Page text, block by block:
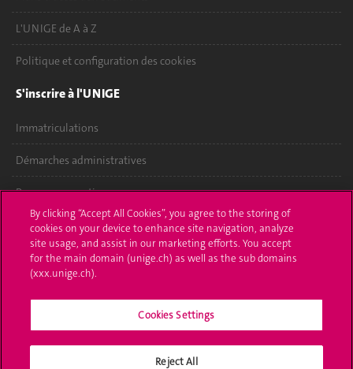
L'UNIGE de A à Z
Politique et configuration des cookies
S'inscrire à l'UNIGE
Immatriculations
Démarches administratives
Poser une question
L'UNIGE vous informe
UNIGE Mobile
By clicking “Accept All Cookies”, you agree to the storing of
cookies on your device to enhance site navigation, analyze
site usage, and assist in our marketing efforts. You accept
for the main domain (unige.ch) as well as the sub domains
(xxx.unige.ch).
Cookies Settings
Reject All